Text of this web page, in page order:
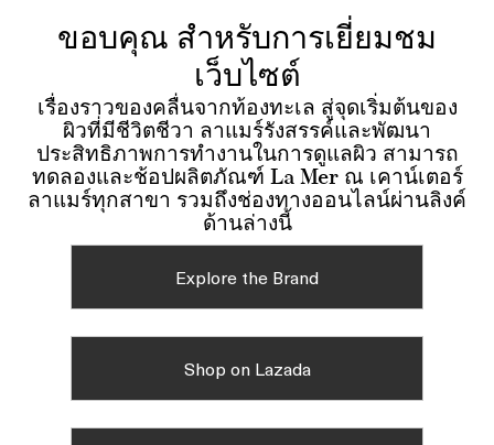
ขอบคุณ สำหรับการเยี่ยมชม
เว็บไซต์
เรื่องราวของคลื่นจากท้องทะเล สู่จุดเริ่มต้นของ
ผิวที่มีชีวิตชีวา ลาแมร์รังสรรค์และพัฒนา
ประสิทธิภาพการทำงานในการดูแลผิว สามารถ
ทดลองและช้อปผลิตภัณฑ์ La Mer ณ เคาน์เตอร์
ลาแมร์ทุกสาขา รวมถึงช่องทางออนไลน์ผ่านลิงค์
ด้านล่างนี้
Explore the Brand
Shop on Lazada